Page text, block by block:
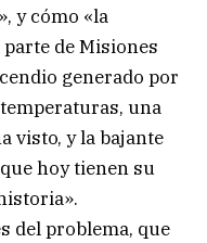
y cómo «la
de Misiones
generado por
una
visto, y la bajante
hoy tienen su
del problema, que